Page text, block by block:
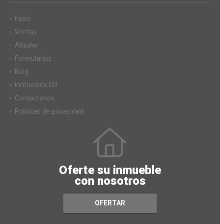
Inicio
Ventas
Alquiler
Formularios
Blog
Inmuebles CR
Contáctenos
Políticas de privacidad
Oferte su inmueble
con nosotros
OFERTAR